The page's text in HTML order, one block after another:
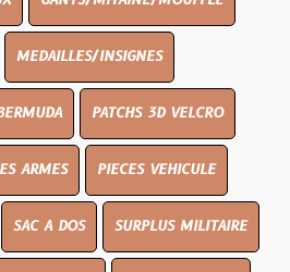
MEDAILLES/INSIGNES
PATCHS 3D VELCRO
ARMES PIECES VEHICULE
SAC A DOS SURPLUS MILITAIRE